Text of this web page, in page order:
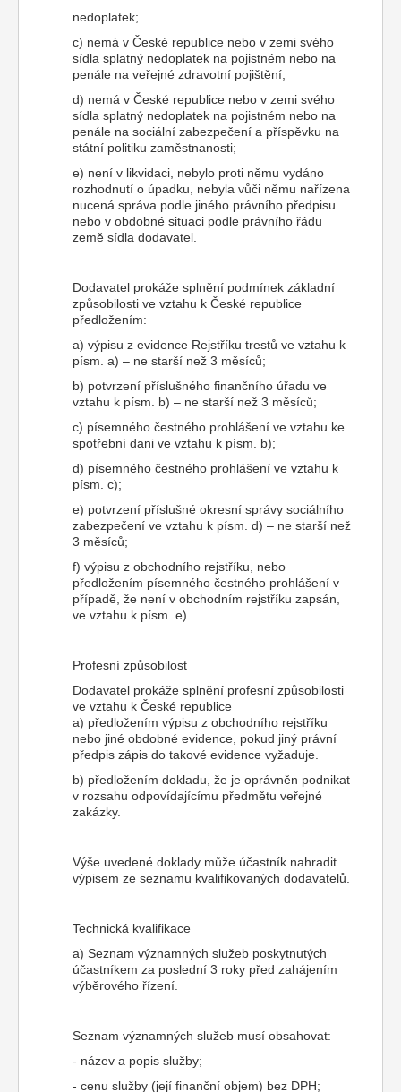
nedoplatek;
c) nemá v České republice nebo v zemi svého
sídla splatný nedoplatek na pojistném nebo na
penále na veřejné zdravotní pojištění;
d) nemá v České republice nebo v zemi svého
sídla splatný nedoplatek na pojistném nebo na
penále na sociální zabezpečení a příspěvku na
státní politiku zaměstnanosti;
e) není v likvidaci, nebylo proti němu vydáno
rozhodnutí o úpadku, nebyla vůči němu nařízena
nucená správa podle jiného právního předpisu
nebo v obdobné situaci podle právního řádu
země sídla dodavatel.
Dodavatel prokáže splnění podmínek základní
způsobilosti ve vztahu k České republice
předložením:
a) výpisu z evidence Rejstříku trestů ve vztahu k
písm. a) – ne starší než 3 měsíců;
b) potvrzení příslušného finančního úřadu ve
vztahu k písm. b) – ne starší než 3 měsíců;
c) písemného čestného prohlášení ve vztahu ke
spotřební dani ve vztahu k písm. b);
d) písemného čestného prohlášení ve vztahu k
písm. c);
e) potvrzení příslušné okresní správy sociálního
zabezpečení ve vztahu k písm. d) – ne starší než
3 měsíců;
f) výpisu z obchodního rejstříku, nebo
předložením písemného čestného prohlášení v
případě, že není v obchodním rejstříku zapsán,
ve vztahu k písm. e).
Profesní způsobilost
Dodavatel prokáže splnění profesní způsobilosti
ve vztahu k České republice
a) předložením výpisu z obchodního rejstříku
nebo jiné obdobné evidence, pokud jiný právní
předpis zápis do takové evidence vyžaduje.
b) předložením dokladu, že je oprávněn podnikat
v rozsahu odpovídajícímu předmětu veřejné
zakázky.
Výše uvedené doklady může účastník nahradit
výpisem ze seznamu kvalifikovaných dodavatelů.
Technická kvalifikace
a) Seznam významných služeb poskytnutých
účastníkem za poslední 3 roky před zahájením
výběrového řízení.
Seznam významných služeb musí obsahovat:
- název a popis služby;
- cenu služby (její finanční objem) bez DPH;